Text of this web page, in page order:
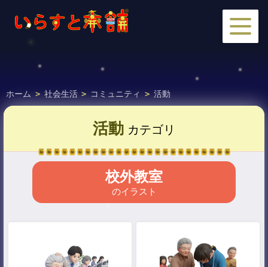
ホーム > 社会生活 > コミュニティ > 活動
活動 カテゴリ
校外教室
のイラスト